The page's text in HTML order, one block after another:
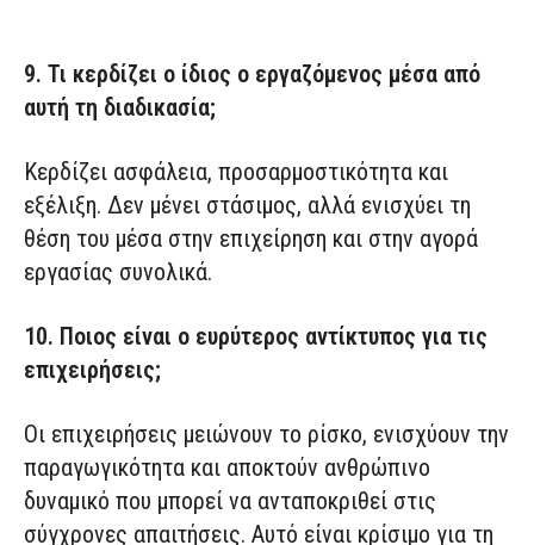
9. Τι κερδίζει ο ίδιος ο εργαζόμενος μέσα από
αυτή τη διαδικασία;
Κερδίζει ασφάλεια, προσαρμοστικότητα και
εξέλιξη. Δεν μένει στάσιμος, αλλά ενισχύει τη
θέση του μέσα στην επιχείρηση και στην αγορά
εργασίας συνολικά.
10. Ποιος είναι ο ευρύτερος αντίκτυπος για τις
επιχειρήσεις;
Οι επιχειρήσεις μειώνουν το ρίσκο, ενισχύουν την
παραγωγικότητα και αποκτούν ανθρώπινο
δυναμικό που μπορεί να ανταποκριθεί στις
σύγχρονες απαιτήσεις. Αυτό είναι κρίσιμο για τη